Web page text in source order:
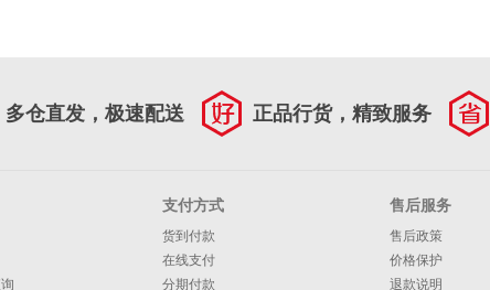
多仓直发，极速配送 正品行货，精致服务
支付方式
货到付款
在线支付
分期付款
售后服务
售后政策
价格保护
退款说明